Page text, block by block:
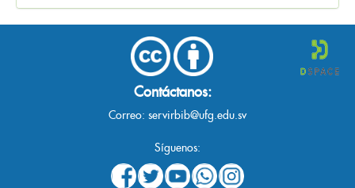
Contáctanos:
Correo: servirbib@ufg.edu.sv
Síguenos: